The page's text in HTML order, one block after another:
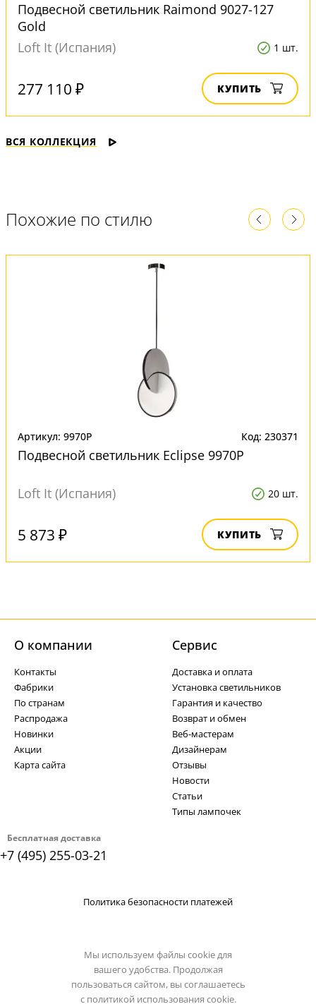
Подвесной светильник Raimond 9027-127
Gold
Loft It (Испания)
1 шт.
277 110 ₽ КУПИТЬ
ВСЯ КОЛЛЕКЦИЯ
Похожие по стилю
Артикул: 9970P Код: 230371
Подвесной светильник Eclipse 9970P
Loft It (Испания) 20 шт.
5 873 ₽ КУПИТЬ
Бесплатная доставка
+7 (495) 255-03-21
О компании
Контакты
Фабрики
По странам
Распродажа
Новинки
Акции
Карта сайта
Cервис
Доставка и оплата
Установка светильников
Гарантия и качество
Возврат и обмен
Веб-мастерам
Дизайнерам
Отзывы
Новости
Статьи
Типы лампочек
Политика безопасности платежей
Мы используем файлы cookie для
вашего удобства. Продолжая
пользоваться сайтом, вы соглашаетесь
с политикой использования cookie.